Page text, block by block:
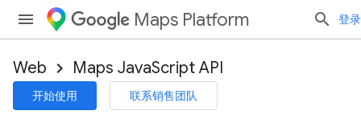
Maps Platform 登录
Web Maps JavaScript API
开始使用 联系销售团队